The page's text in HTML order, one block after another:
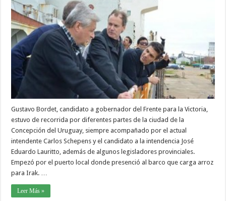
Gustavo Bordet, candidato a gobernador del Frente para la Victoria,
estuvo de recorrida por diferentes partes de la ciudad de la
Concepción del Uruguay, siempre acompañado por el actual
intendente Carlos Schepens y el candidato a la intendencia José
Eduardo Lauritto, además de algunos legisladores provinciales.
Empezó por el puerto local donde presenció al barco que carga arroz
para Irak. …
Leer Más »